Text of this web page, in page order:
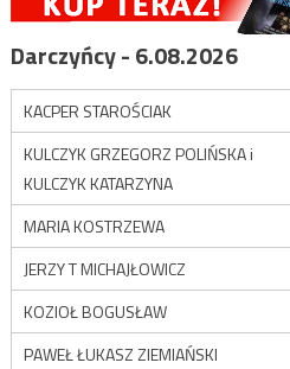
Darczyńcy - 6.08.2026
KACPER STAROŚCIAK
KULCZYK GRZEGORZ POLIŃSKA i
KULCZYK KATARZYNA
MARIA KOSTRZEWA
JERZY T MICHAJŁOWICZ
KOZIOŁ BOGUSŁAW
PAWEŁ ŁUKASZ ZIEMIAŃSKI